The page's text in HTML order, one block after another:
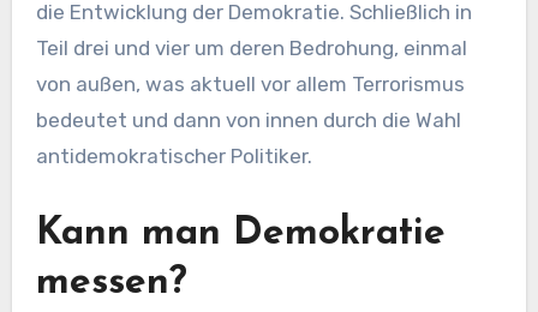
die Entwicklung der Demokratie. Schließlich in
Teil drei und vier um deren Bedrohung, einmal
von außen, was aktuell vor allem Terrorismus
bedeutet und dann von innen durch die Wahl
antidemokratischer Politiker.
Kann man Demokratie
messen?